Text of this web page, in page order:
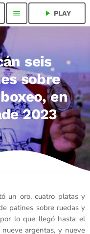
menu play_arrow PLAY
seis
sobre
en
2023
un oro, cuatro platas y
patines sobre ruedas y
lo que llegó hasta el
argentas, y nueve